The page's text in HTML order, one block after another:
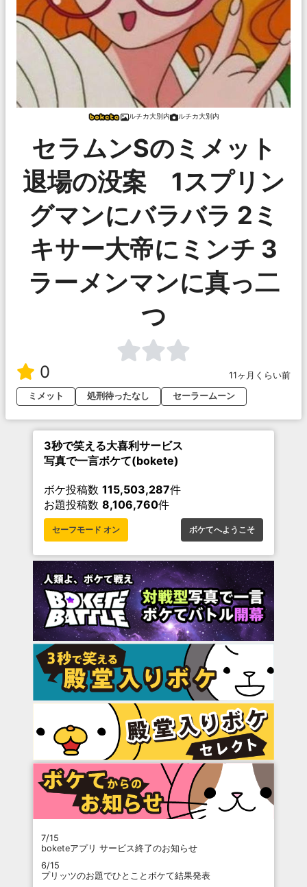
ルチカ大別内 ルチカ大別内
セラムンSのミメット
退場の没案 1スプリン
グマンにバラバラ 2ミ
キサー大帝にミンチ 3
ラーメンマンに真っ二
つ
0
11ヶ月くらい前
ミメット
処刑待ったなし セーラームーン
3秒で笑える大喜利サービス
写真で一言ボケて(bokete)
ボケ投稿数 115,503,287件
お題投稿数 8,106,760件
セーフモード オン ボケてへようこそ
7/15
boketeアプリ サービス終了のお知らせ
6/15
プリッツのお題でひとことボケて結果発表